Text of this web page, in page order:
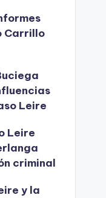
Carrillo
Leire
Leire
criminal
y la